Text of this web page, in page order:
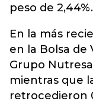
peso de 2,44%.
En la más
en la Bolsa de
Grupo Nutresa
mientras que
retrocedieron